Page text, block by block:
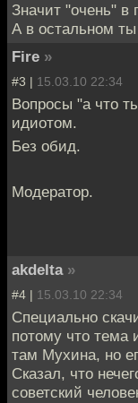
Значит "очень"
А в остальном ты
Fire »
#3 | 15.03.10 22:34
Вопросы "а что
идиотом.
Без обид.
Модератор.
akdelta »
#4 | 15.03.10 22:34
Специально
потому что тема
там Мухина, но
Сказал, что
советский